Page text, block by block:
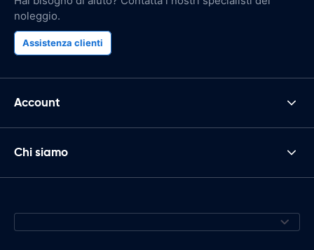
noleggio.
Assistenza clienti
Account
Chi siamo